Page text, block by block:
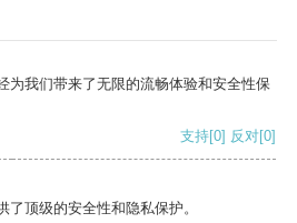
为我们带来了无限的流畅体验和安全性保
支持[0] 反对[0]
顶级的安全性和隐私保护。